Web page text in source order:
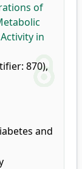
of
in
870),
and